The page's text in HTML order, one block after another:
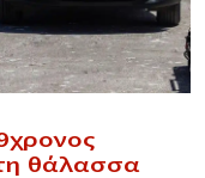
θάλασσα